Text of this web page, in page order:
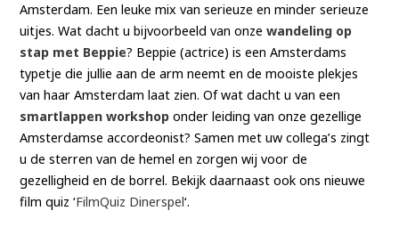
Amsterdam. Een leuke mix van serieuze en minder serieuze
uitjes. Wat dacht u bijvoorbeeld van onzewandeling op
stap met Beppie? Beppie (actrice) is een Amsterdams
typetje die jullie aan de arm neemt en de mooiste plekjes
van haar Amsterdam laat zien. Of wat dacht u van een
smartlappen workshop onder leiding van onze gezellige
Amsterdamse accordeonist? Samen met uw collega’s zingt
u de sterren van de hemel en zorgen wij voor de
gezelligheid en de borrel. Bekijk daarnaast ook ons nieuwe
film quiz ‘FilmQuiz Dinerspel‘.